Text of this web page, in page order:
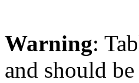
Warning:
and should